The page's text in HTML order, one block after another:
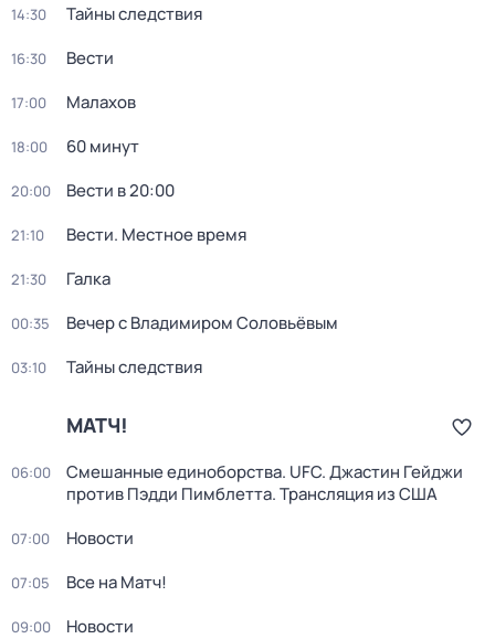
14:30 Тайны следствия
16:30 Вести
17:00 Малахов
18:00 60 минут
20:00 Вести в 20:00
21:10 Вести. Местное время
21:30 Галка
00:35 Вечер с Владимиром Соловьёвым
03:10 Тайны следствия
МАТЧ!
06:00
Смешанные единоборства. UFC. Джастин Гейджи
против Пэдди Пимблетта. Трансляция из США
07:00 Новости
07:05 Все на Матч!
09:00 Новости